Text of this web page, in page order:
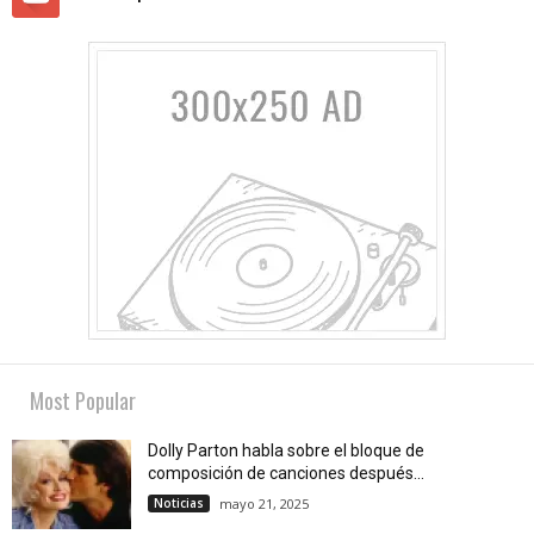
Most Popular
Dolly Parton habla sobre el bloque de
composición de canciones después...
Noticias mayo 21, 2025